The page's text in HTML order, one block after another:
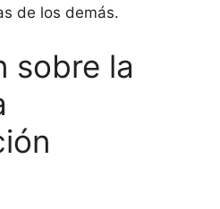
de los demás.
sobre la